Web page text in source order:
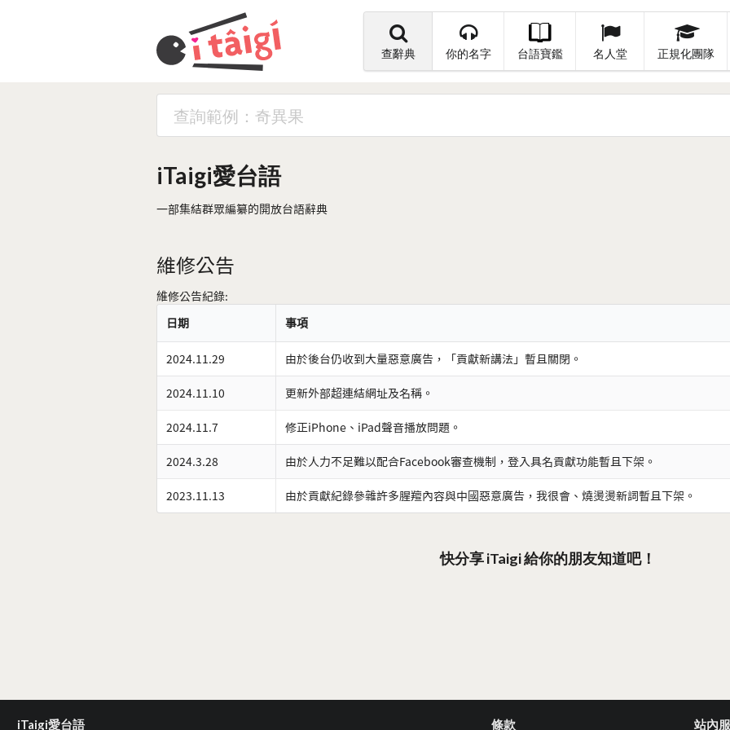
查辭典 你的名字 台語寶鑑 名人堂 正規化團隊
iTaigi愛台語
一部集結群眾編纂的開放台語辭典
維修公告
維修公告紀錄:
日期
事項
2024.11.29 由於後台仍收到大量惡意廣告，「貢獻新講法」暫且關閉。
2024.11.10 更新外部超連結網址及名稱。
2024.11.7 修正iPhone、iPad聲音播放問題。
2024.3.28 由於人力不足難以配合Facebook審查機制，登入具名貢獻功能暫且下架。
2023.11.13 由於貢獻紀錄參雜許多腥羶內容與中國惡意廣告，我很會、燒燙燙新詞暫且下架。
快分享 iTaigi 給你的朋友知道吧！
iTaigi愛台語 條款 站內